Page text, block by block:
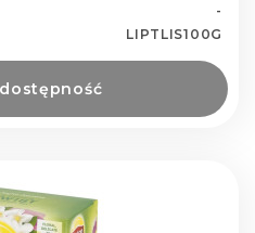
-
LIPTLIS100G